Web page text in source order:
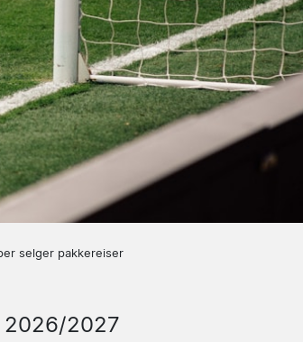
selger pakkereiser
2027